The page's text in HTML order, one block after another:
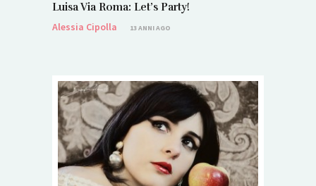
Luisa Via Roma: Let’s Party!
Alessia Cipolla
13 ANNI AGO